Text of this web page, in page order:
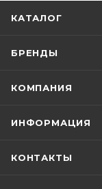
КАТАЛОГ
БРЕНДЫ
КОМПАНИЯ
ИНФОРМАЦИЯ
КОНТАКТЫ